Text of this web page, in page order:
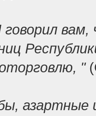
говорил
"
азартные